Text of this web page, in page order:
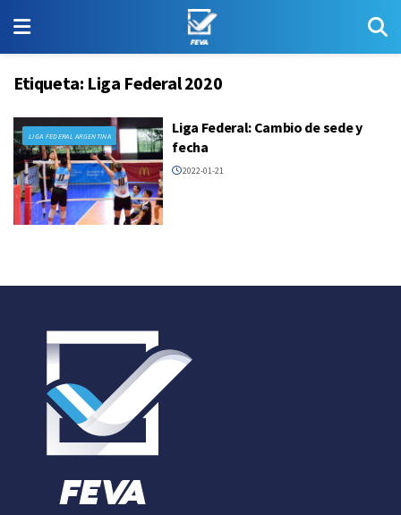
Etiqueta: Liga Federal 2020
LIGA FEDERAL ARGENTINA
Liga Federal: Cambio de sede y
fecha
2022-01-21